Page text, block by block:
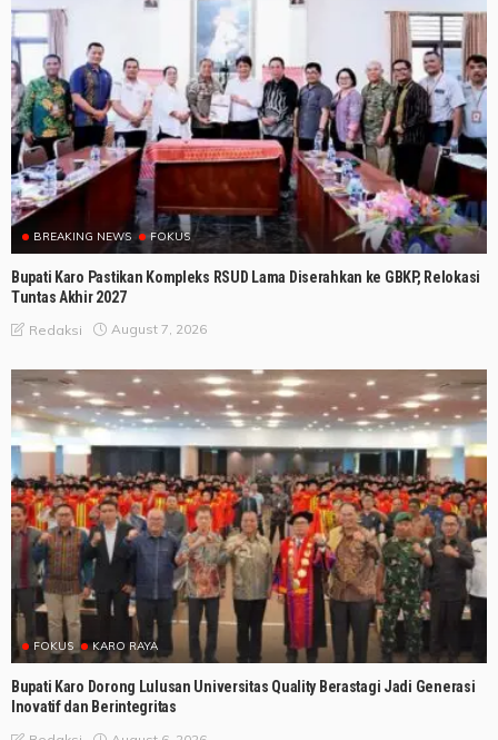
BREAKING NEWS FOKUS
Bupati Karo Pastikan Kompleks RSUD Lama Diserahkan ke GBKP, Relokasi
Tuntas Akhir 2027
Redaksi August 7, 2026
FOKUS KARO RAYA
Bupati Karo Dorong Lulusan Universitas Quality Berastagi Jadi Generasi
Inovatif dan Berintegritas